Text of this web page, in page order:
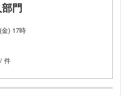
門
) 17時
件